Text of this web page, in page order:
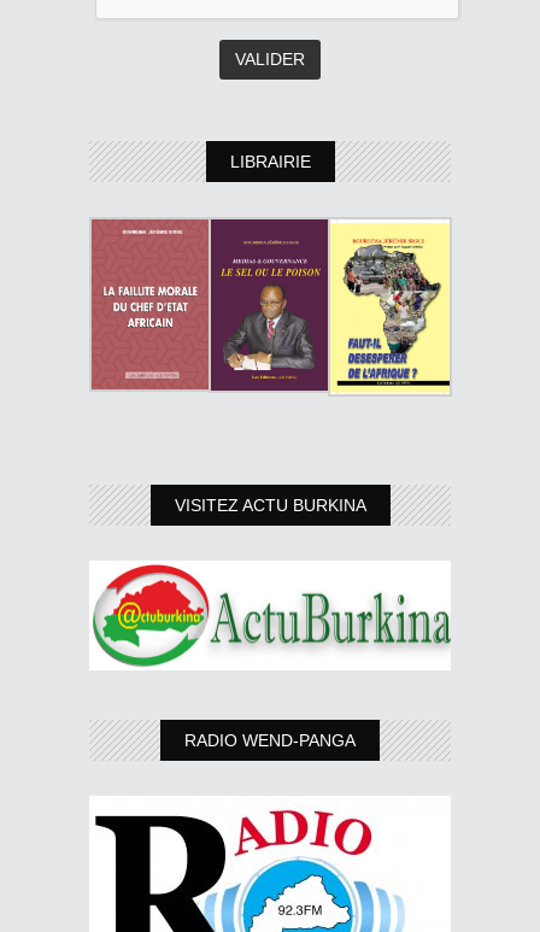
LIBRAIRIE
VISITEZ ACTU BURKINA
RADIO WEND-PANGA